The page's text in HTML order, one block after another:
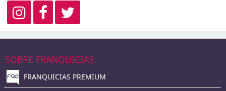
SOBRE FRANQUICIAS
FRANQUICIAS PREMIUM